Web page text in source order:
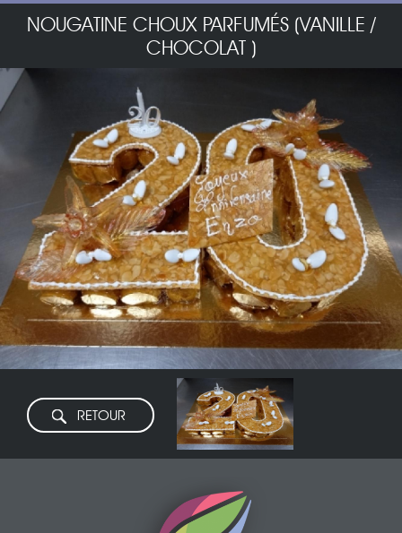
NOUGATINE CHOUX PARFUMÉS (VANILLE /
CHOCOLAT )
RETOUR